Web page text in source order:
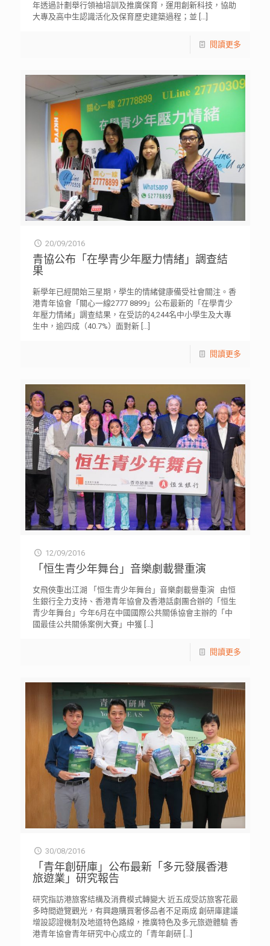
年透過計劃舉行領袖培訓及推廣保育，運用創新科技，協助
大專及高中生認識活化及保育歷史建築過程；並 […]
閱讀更多
20/09/2016
青協公布「在學青少年壓力情緒」調查結
果
新學年已經開始三星期，學生的情緒健康備受社會關注。香
港青年協會「關心一線2777 8899」公布最新的「在學青少
年壓力情緒」調查結果，在受訪的4,244名中小學生及大專
生中，逾四成（40.7%）面對新[…]
閱讀更多
12/09/2016
「恒生青少年舞台」音樂劇載譽重演
女飛俠重出江湖 「恒生青少年舞台」音樂劇載譽重演 由恒
生銀行全力支持、香港青年協會及香港話劇團合辦的「恒生
青少年舞台」今年6月在中國國際公共關係協會主辦的「中
國最佳公共關係案例大賽」中獲[…]
閱讀更多
30/08/2016
「青年創研庫」公布最新「多元發展香港
旅遊業」研究報告
研究指訪港旅客結構及消費模式轉變大 近五成受訪旅客花最
多時間遊覽觀光，有興趣購買奢侈品者不足兩成 創研庫建議
增設認證機制及地道特色路線，推廣特色及多元旅遊體驗 香
港青年協會青年研究中心成立的「青年創研[…]